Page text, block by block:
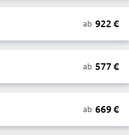
ab 922 €
ab 577 €
ab 669€